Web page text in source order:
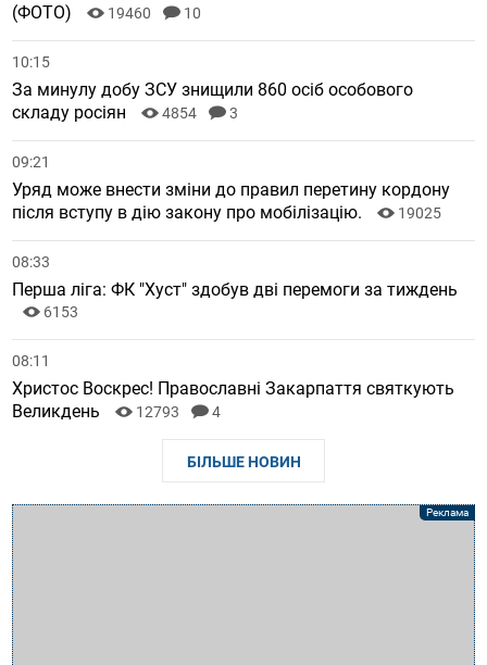
(ФОТО)
19460 10
10:15
За минулу добу ЗСУ знищили 860 осіб особового
складу росіян
4854 3
09:21
Уряд може внести зміни до правил перетину кордону
після вступу в дію закону про мобілізацію.
19025
08:33
Перша ліга: ФК "Хуст" здобув дві перемоги за тиждень
6153
08:11
Христос Воскрес! Православні Закарпаття святкують
Великдень
12793 4
БІЛЬШЕ НОВИН